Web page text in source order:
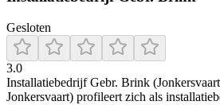
Gesloten
3.0
Installatiebedrijf Gebr. Brink
Jonkersvaart) profileert zich als